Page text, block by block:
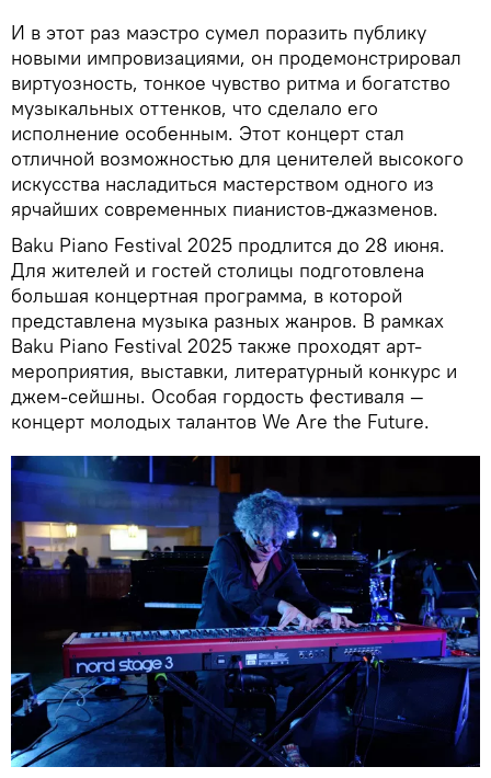
И в этот раз маэстро сумел поразить публику
новыми импровизациями, он продемонстрировал
виртуозность, тонкое чувство ритма и богатство
музыкальных оттенков, что сделало его
исполнение особенным. Этот концерт стал
отличной возможностью для ценителей высокого
искусства насладиться мастерством одного из
ярчайших современных пианистов-джазменов.
Baku Piano Festival 2025 продлится до 28 июня.
Для жителей и гостей столицы подготовлена
большая концертная программа, в которой
представлена музыка разных жанров. В рамках
Baku Piano Festival 2025 также проходят арт-
мероприятия, выставки, литературный конкурс и
джем-сейшны. Особая гордость фестиваля —
концерт молодых талантов We Are the Future.